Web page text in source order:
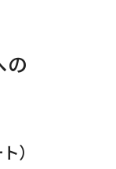
の
）